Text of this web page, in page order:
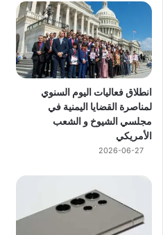
انطلاق فعاليات اليوم السنوي
لمناصرة القضايا اليمنية في
مجلسي الشيوخ و الشعب
الأمريكي
2026-06-27